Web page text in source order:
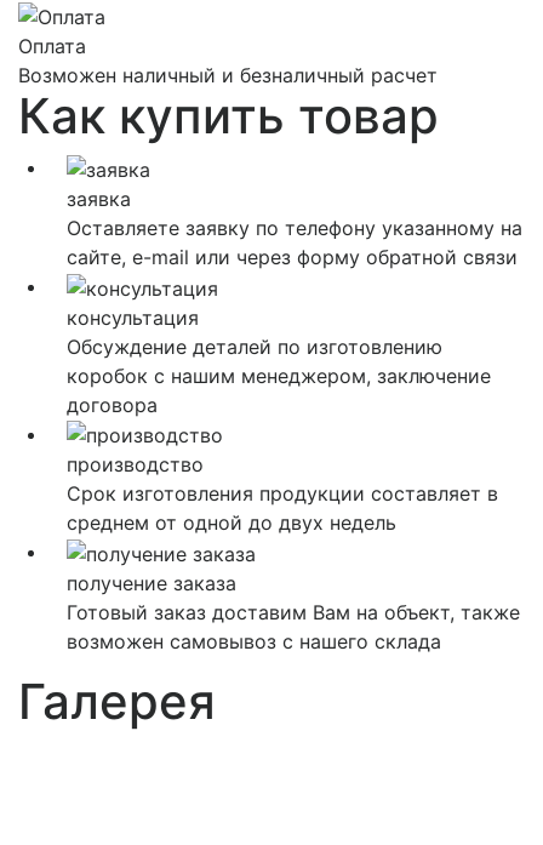
Оплата
Возможен наличный и безналичный расчет
Как купить товар
заявка
Оставляете заявку по телефону указанному на
сайте, е-mail или через форму обратной связи
консультация
Обсуждение деталей по изготовлению
коробок с нашим менеджером, заключение
договора
производство
Срок изготовления продукции составляет в
среднем от одной до двух недель
получение заказа
Готовый заказ доставим Вам на объект, также
возможен самовывоз с нашего склада
Галерея